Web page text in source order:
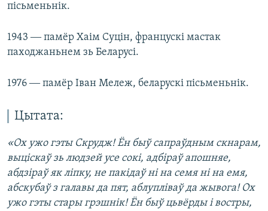
пісьменьнік.
1943 ― памёр Хаім Суцін, францускі мастак
паходжаньнем зь Беларусі.
1976 ― памёр Іван Мележ, беларускі пісьменьнік.
Цытата:
«Ох ужо гэты Скрудж! Ён быў сапраўдным скнарам,
выціскаў зь людзей усе сокі, адбіраў апошняе,
абдзіраў як ліпку, не пакідаў ні на семя ні на емя,
абскубаў з галавы да пят, аблупліваў да жывога! Ох
ужо гэты стары грэшнік! Ён быў цьвёрды і востры,